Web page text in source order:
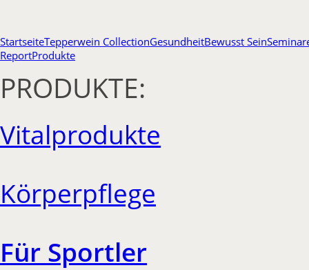
StartseiteTepperwein CollectionGesundheitBewusst Sein
ReportProdukte
PRODUKTE:
Vitalprodukte
Körperpflege
Für Sportler